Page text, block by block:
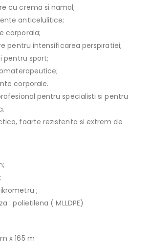
cu crema si namol;
anticelulitice;
corporala;
pentru intensificarea perspiratiei;
pentru sport;
corporale.
pentru specialisti si pentru
foarte rezistenta si extrem de
;
: polietilena ( MLLDPE)
x 165 m